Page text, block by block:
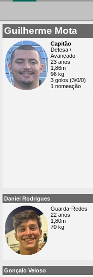
Guilherme Mota
Capitão
Defesa /
Avançado
23 anos
1,86m
96 kg
3 golos (3/0/0)
1 nomeação
Daniel Rodrigues
Guarda-Redes
22 anos
1,80m
70 kg
Gonçalo Veloso